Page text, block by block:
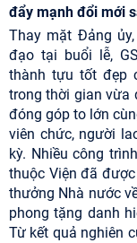
đẩy mạnh đổi mới
Thay mặt Đảng
đạo tại buổi lễ,
thành tựu tốt đẹp
trong thời gian vừa
đóng góp to lớn
viên chức, người
kỳ. Nhiều công
thuộc Viện đã
thưởng Nhà nước
phong tặng danh
Từ kết quả nghiên